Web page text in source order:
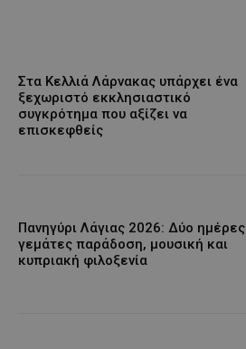
Στα Κελλιά Λάρνακας υπάρχει ένα
ξεχωριστό εκκλησιαστικό
συγκρότημα που αξίζει να
επισκεφθείς
Πανηγύρι Λάγιας 2026: Δύο ημέρες
γεμάτες παράδοση, μουσική και
κυπριακή φιλοξενία